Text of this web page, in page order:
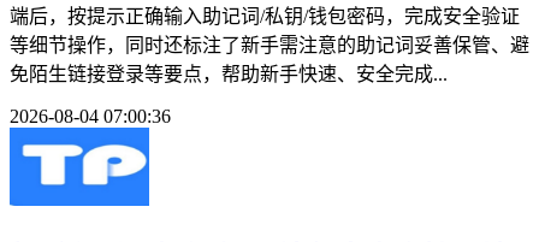
端后，按提示正确输入助记词/私钥/钱包密码，完成安全验证
等细节操作，同时还标注了新手需注意的助记词妥善保管、避
免陌生链接登录等要点，帮助新手快速、安全完成...
2026-08-04 07:00:36